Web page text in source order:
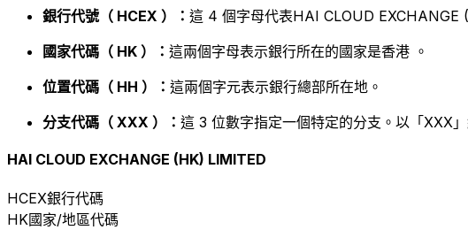
銀行代號（ HCEX ）： 這 4 個字母代表HAI CLOUD EXCHANGE
國家代碼（ HK ）： 這兩個字母表示銀行所在的國家是香港 。
位置代碼（ HH ）： 這兩個字元表示銀行總部所在地。
分支代碼（ XXX ）： 這 3 位數字指定一個特定的分支。以「XXX
HAI CLOUD EXCHANGE (HK) LIMITED
HCEX銀行代碼
HK國家/地區代碼